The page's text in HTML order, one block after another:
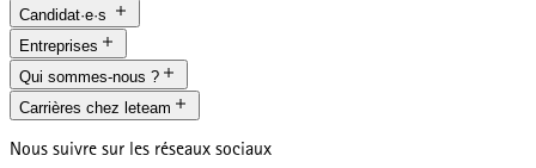
Candidat·e·s
Entreprises
Qui sommes-nous ?
Carrières chez leteam
Nous suivre sur les réseaux sociaux